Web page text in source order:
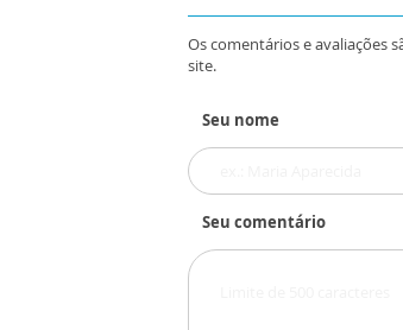
Os comentários e avaliações
site.
Seu nome
Seu comentário